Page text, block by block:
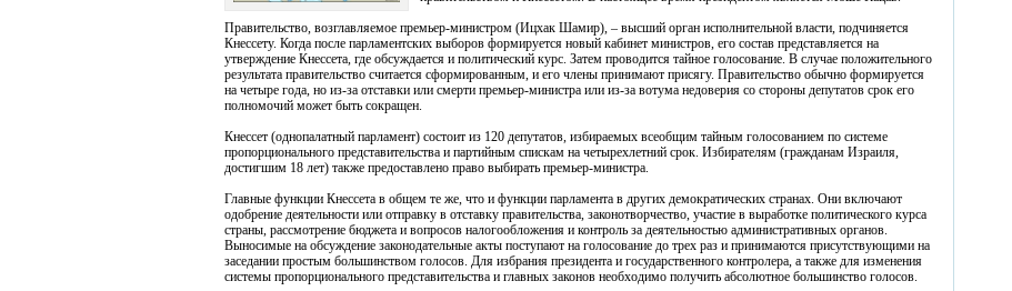
Правительство, возглавляемое премьер-министром (Ицхак Шамир), – высший орган исполнительной власти, подчиняется
Кнессету. Когда после парламентских выборов формируется новый кабинет министров, его состав представляется на
утверждение Кнессета, где обсуждается и политический курс. Затем проводится тайное голосование. В случае положительного
результата правительство считается сформированным, и его члены принимают присягу. Правительство обычно формируется
на четыре года, но из-за отставки или смерти премьер-министра или из-за вотума недоверия со стороны депутатов срок его
полномочий может быть сокращен.
Кнессет (однопалатный парламент) состоит из 120 депутатов, избираемых всеобщим тайным голосованием по системе
пропорционального представительства и партийным спискам на четырехлетний срок. Избирателям (гражданам Израиля,
достигшим 18 лет) также предоставлено право выбирать премьер-министра.
Главные функции Кнессета в общем те же, что и функции парламента в других демократических странах. Они включают
одобрение деятельности или отправку в отставку правительства, законотворчество, участие в выработке политического курса
страны, рассмотрение бюджета и вопросов налогообложения и контроль за деятельностью административных органов.
Выносимые на обсуждение законодательные акты поступают на голосование до трех раз и принимаются присутствующими на
заседании простым большинством голосов. Для избрания президента и государственного контролера, а также для изменения
системы пропорционального представительства и главных законов необходимо получить абсолютное большинство голосов.